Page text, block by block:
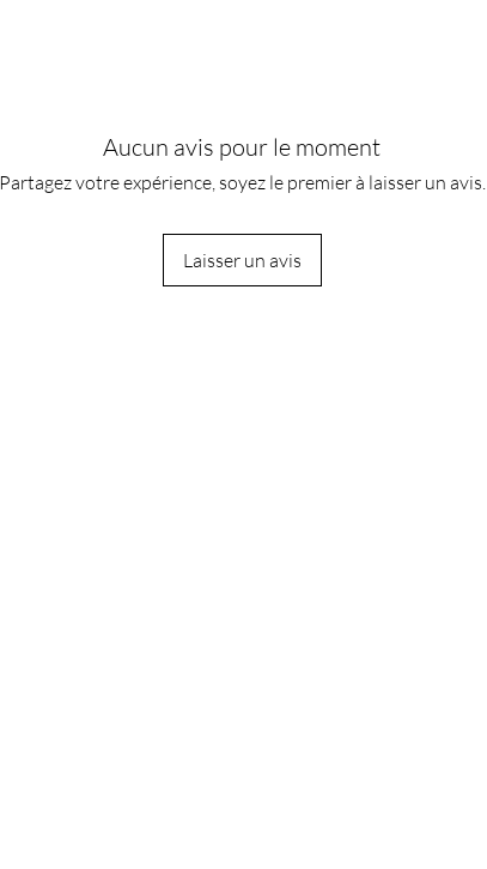
Aucun avis pour le moment
Partagez votre expérience, soyez le premier à laisser un avis.
Laisser un avis